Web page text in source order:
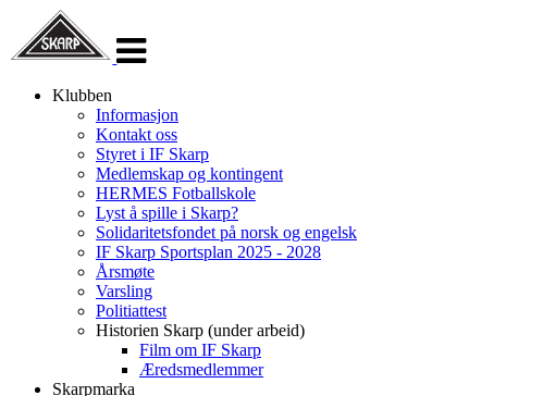
navigasjon
Klubben
Informasjon
Kontakt oss
Styret i IF Skarp
Medlemskap og kontingent
HERMES Fotballskole
Lyst å spille i Skarp?
Solidaritetsfondet på norsk og engelsk
IF Skarp Sportsplan 2025 - 2028
Årsmøte
Varsling
Politiattest
Historien Skarp (under arbeid)
Film om IF Skarp
Æredsmedlemmer
Skarpmarka